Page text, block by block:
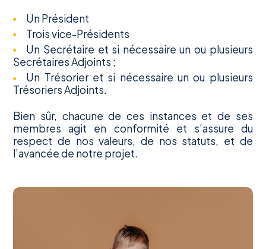
Un Président
Trois vice-Présidents
Un Secrétaire et si nécessaire un ou plusieurs
Secrétaires Adjoints ;
Un Trésorier et si nécessaire un ou plusieurs
Trésoriers Adjoints.
Bien sûr, chacune de ces instances et de ses
membres agit en conformité et s’assure du
respect de nos valeurs, de nos statuts, et de
l’avancée de notre projet.